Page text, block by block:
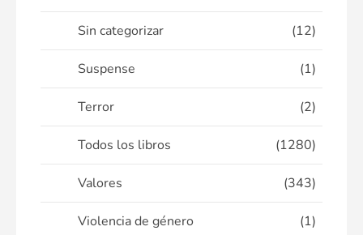
Sin categorizar (12)
Suspense (1)
Terror (2)
Todos los libros (1280)
Valores (343)
Violencia de género (1)